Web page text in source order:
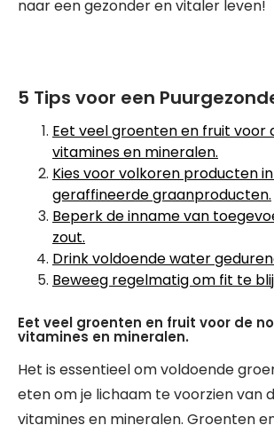
naar een gezonder en vitaler leven!
5 Tips voor een
Eet veel groenten en fruit voor
vitamines en mineralen.
Kies voor volkoren producten
geraffineerde graanproducten.
Beperk de inname van
zout.
Drink voldoende water
Beweeg regelmatig om fit te
Eet veel groenten en fruit voor de
vitamines en mineralen.
Het is essentieel om voldoende
eten om je lichaam te voorzien van
vitamines en mineralen. Groenten